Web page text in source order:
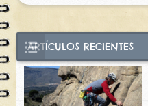
ARTÍCULOS RECIENTES